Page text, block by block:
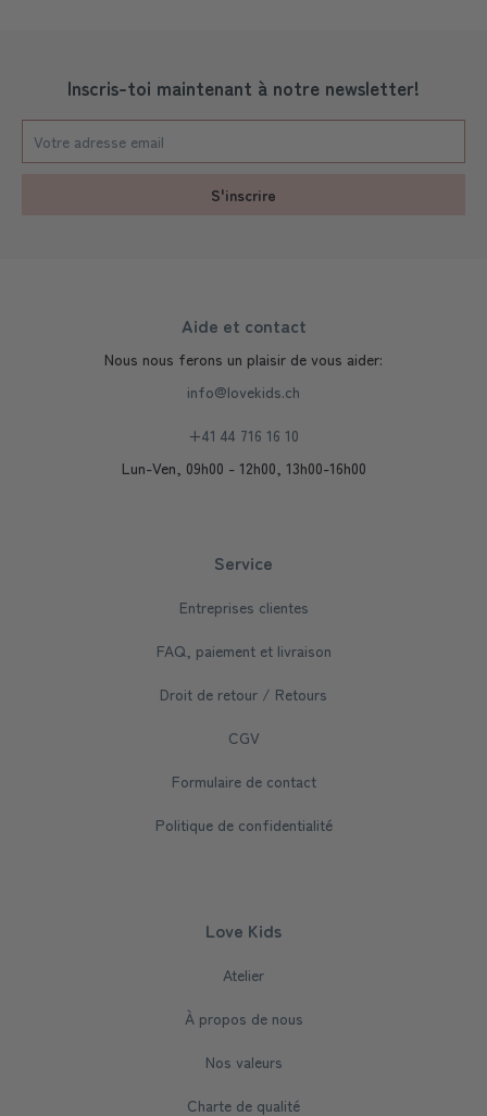
Inscris-toi maintenant à notre newsletter!
S'inscrire
Aide et contact
Nous nous ferons un plaisir de vous aider:
info@lovekids.ch
+41 44 716 16 10
Lun-Ven, 09h00 - 12h00, 13h00-16h00
Service
Entreprises clientes
FAQ, paiement et livraison
Droit de retour / Retours
CGV
Formulaire de contact
Politique de confidentialité
Love Kids
Atelier
À propos de nous
Nos valeurs
Charte de qualité